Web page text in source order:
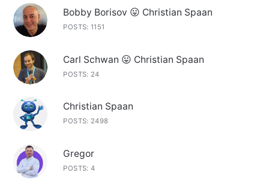
Bobby Borisov 😛 Christian Spaan
POSTS: 1151
Carl Schwan 😛 Christian Spaan
POSTS: 24
Christian Spaan
POSTS: 2498
Gregor
POSTS: 4